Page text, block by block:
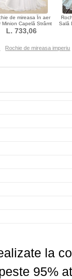
de mireasa În aer
Minion Capelă Strâmt
Talie naturale
L. 733,06
Sală
Rochie de mireasa imperiu
la
95%